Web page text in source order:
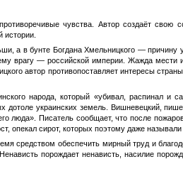
чувства. Автор создаёт свою
истории.
а в бунте Богдана Хмельницкого —
врагу — российской империи. Жажда мести
автор противопоставляет интересы
народа, который «убивал, распинал и
дотоле украинских земель. Вишневецкий,
люда». Писатель сообщает, что после
опекал сирот, которых поэтому даже
средством обеспечить мирный труд и
порождает ненависть, насилие